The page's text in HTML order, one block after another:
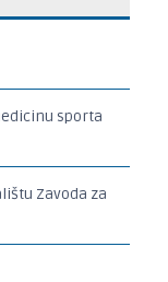
sporta
Zavoda za